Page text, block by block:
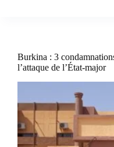
Burkina : 3
l’attaque de l’État-major